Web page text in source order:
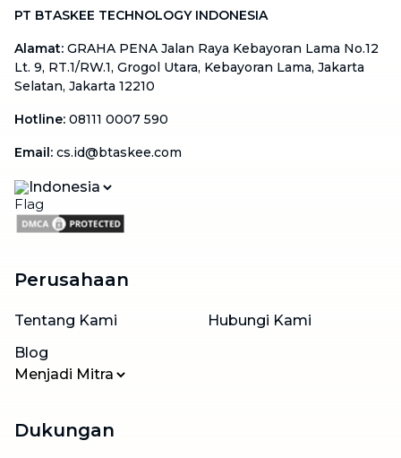
PT BTASKEE TECHNOLOGY INDONESIA
Alamat: GRAHA PENA Jalan Raya Kebayoran Lama No.12
Lt. 9, RT.1/RW.1, Grogol Utara, Kebayoran Lama, Jakarta
Selatan, Jakarta 12210
Hotline: 08111 0007 590
Email: cs.id@btaskee.com
Indonesia
Perusahaan
Tentang Kami
Hubungi Kami
Blog
Menjadi Mitra
Dukungan